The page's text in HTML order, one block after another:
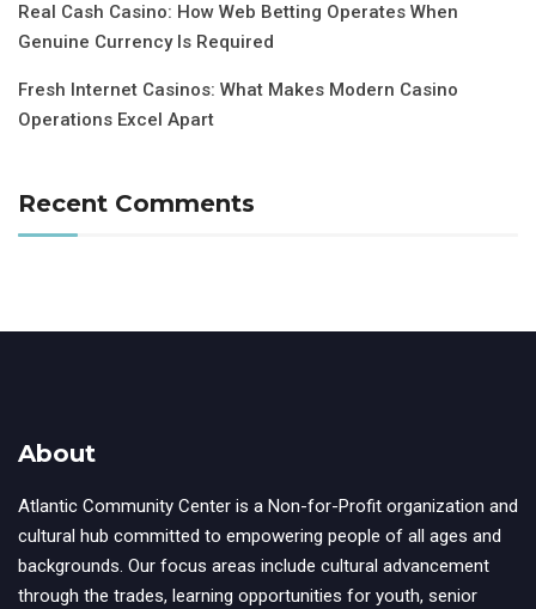
Real Cash Casino: How Web Betting Operates When
Genuine Currency Is Required
Fresh Internet Casinos: What Makes Modern Casino
Operations Excel Apart
Recent Comments
About
Atlantic Community Center is a Non-for-Profit organization and
cultural hub committed to empowering people of all ages and
backgrounds. Our focus areas include cultural advancement
through the trades, learning opportunities for youth, senior